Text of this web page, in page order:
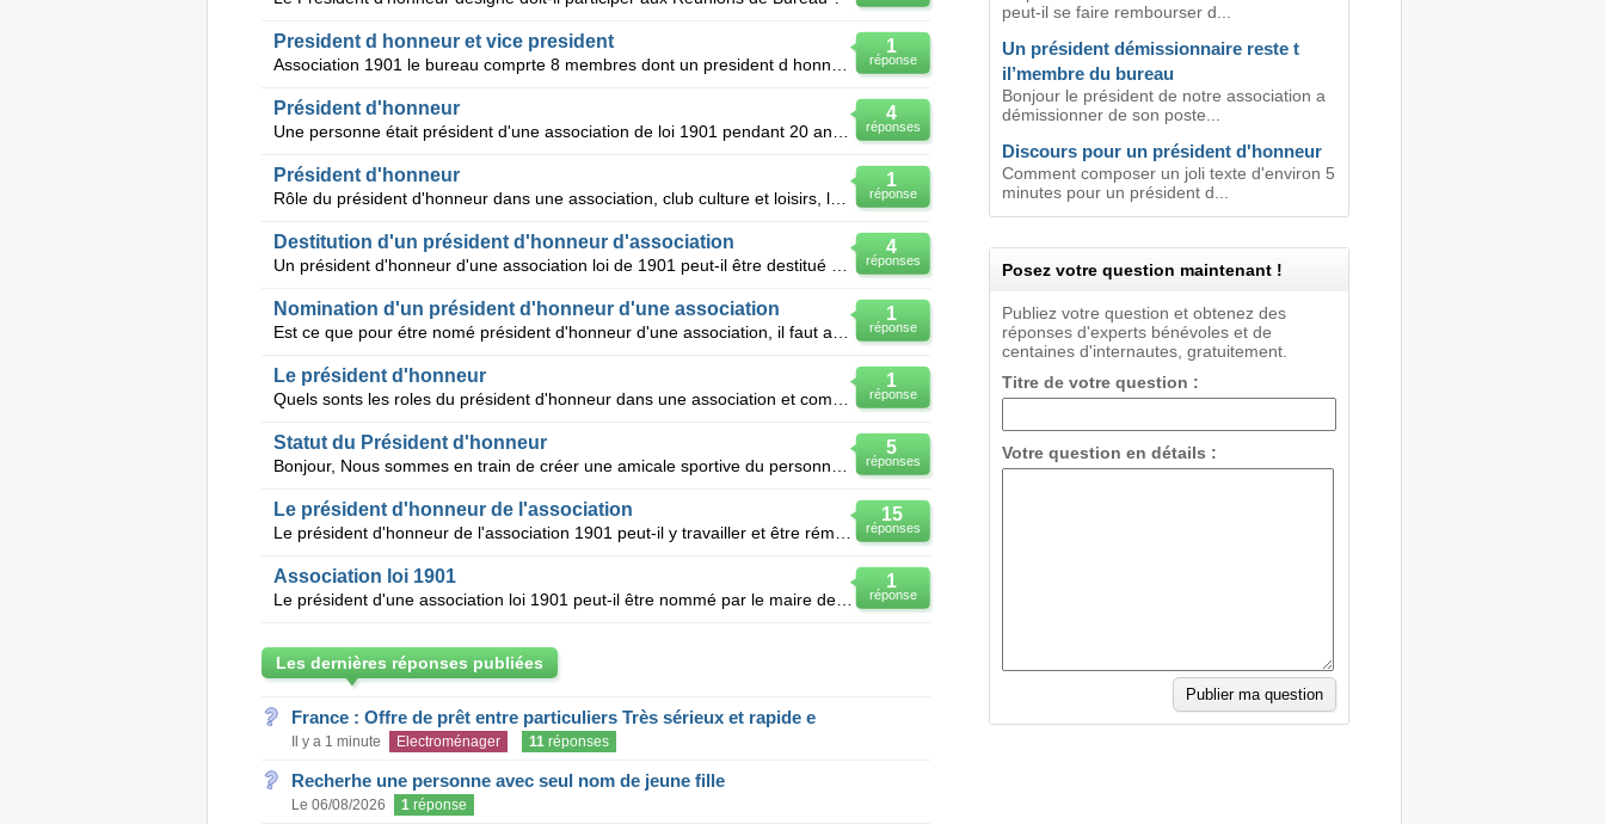
1
réponse
President d honneur et vice president
4
réponses
Président d'honneur
1
réponse
Président d'honneur
Rôle du président d'honneur dans une association, club culture et loisirs, loi 1901?
4
réponses
Destitution d'un président d'honneur d'association
1
réponse
Nomination d'un président d'honneur d'une association
1
réponse
Le président d'honneur
5
réponses
Statut du Président d'honneur
15
réponses
Le président d'honneur de l'association
1
réponse
Association loi 1901
Le président d'une association loi 1901 peut-il être nommé par le maire de la commune ? Un Office Mu
Les dernières réponses publiées
France : Offre de prêt entre particuliers Très sérieux et rapide e
Il y a 1 minute Electroménager 11réponses
Recherhe une personne avec seul nom de jeune fille
Le 06/08/2026 1réponse
peut-il se faire rembourser d...
Un président démissionnaire reste t
il’membre du bureau
Bonjour le président de notre association a
démissionner de son poste...
Discours pour un président d'honneur
Comment composer un joli texte d'environ 5
minutes pour un président d...
Posez votre question maintenant !
Publiez votre question et obtenez des
réponses d'experts bénévoles et de
centaines d'internautes, gratuitement.
Titre de votre question :
Votre question en détails :